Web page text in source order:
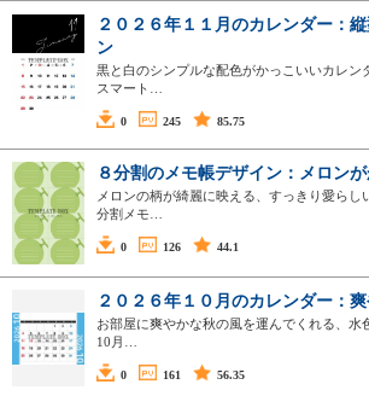
２０２６年１１月のカレンダー：
ン
黒と白のシンプルな配色がかっこいいカレン
スマート…
0 245 85.75
８分割のメモ帳デザイン：メロン
メロンの柄が綺麗に映える、すっきり愛らし
分割メモ…
0 126 44.1
２０２６年１０月のカレンダー：
お部屋に爽やかな秋の風を運んでくれる、水
10月…
0 161 56.35